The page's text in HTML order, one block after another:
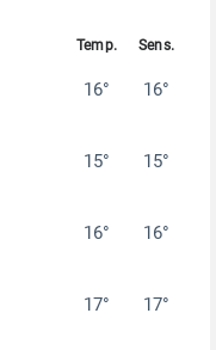
16° 16°
15° 15°
16° 16°
17° 17°